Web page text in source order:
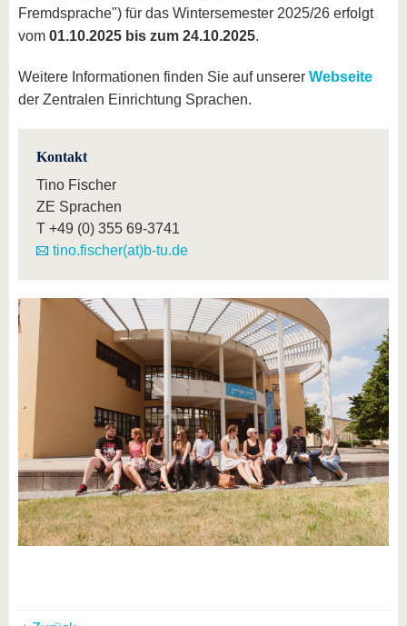
Fremdsprache") für das Wintersemester 2025/26 erfolgt
vom 01.10.2025 bis zum 24.10.2025.
Weitere Informationen finden Sie auf unserer Webseite
der Zentralen Einrichtung Sprachen.
Kontakt
Tino Fischer
ZE Sprachen
T +49 (0) 355 69-3741
tino.fischer(at)b-tu.de